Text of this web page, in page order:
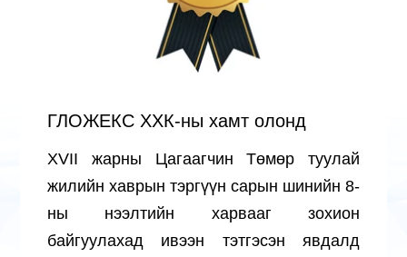
ГЛОЖЕКС ХХК-ны хамт олонд
XVII жарны Цагаагчин Төмөр туулай
жилийн хаврын тэргүүн сарын шинийн 8-
ны нээлтийн харвааг зохион
байгуулахад ивээн тэтгэсэн явдалд